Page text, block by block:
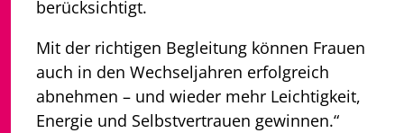
berücksichtigt.
Mit der richtigen Begleitung können Frauen
auch in den Wechseljahren erfolgreich
abnehmen – und wieder mehr Leichtigkeit,
Energie und Selbstvertrauen gewinnen.“